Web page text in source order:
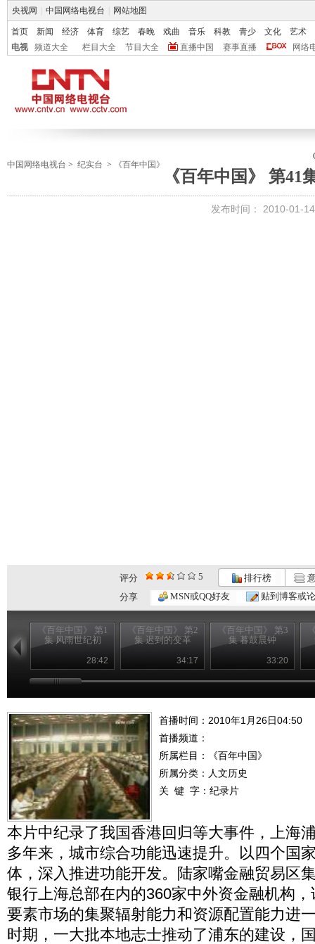
央视网 中国网络电视台 网站地图
首页 新闻 经济 体育 综艺 春晚 戏曲 音乐 科教 青少 文化
艺术
电视
频道大全 栏目大全 节目大全 直播中国 赛事直播 网络
中国网络电视台 > 纪实台 > 《百年中国》
《百年中国》 第41
发布时间： 2010-01-
评分 5 排行榜
分享
MSN或QQ好友 贴到博客或
《百年中国》 第1
集 风雨世纪初
28:42
《百年中国》 第2
集 迟到的变革
34:17
《百年中国》 第3
集 暮鼓晨钟
33:20
首播时间：2010年1月26日04:50
首播频道：
所属栏目：
《百年中国》
所属分类：人文历史
关 键 字： 纪录片
本片中纪录了我国香港回归等大事件，上海
多年来，城市综合功能迅速提升。以四个国
体，深入推进功能开发。陆家嘴金融贸易区
银行上海总部在内的360家中外资金融机构
要素市场的集聚辐射能力和资源配置能力进
时期，一大批本地志士推动了浦东的建设，